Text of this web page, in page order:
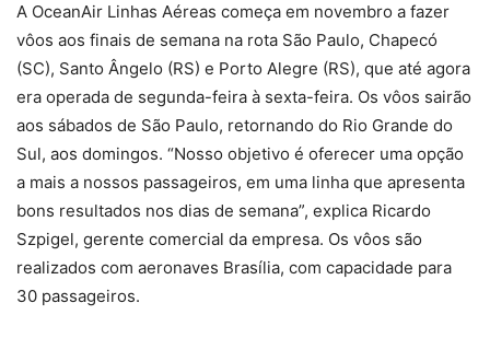
A OceanAir Linhas Aéreas começa em novembro a fazer
vôos aos finais de semana na rota São Paulo, Chapecó
(SC), Santo Ângelo (RS) e Porto Alegre (RS), que até agora
era operada de segunda-feira à sexta-feira. Os vôos sairão
aos sábados de São Paulo, retornando do Rio Grande do
Sul, aos domingos. “Nosso objetivo é oferecer uma opção
a mais a nossos passageiros, em uma linha que apresenta
bons resultados nos dias de semana”, explica Ricardo
Szpigel, gerente comercial da empresa. Os vôos são
realizados com aeronaves Brasília, com capacidade para
30 passageiros.